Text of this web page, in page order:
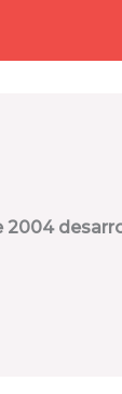
2004